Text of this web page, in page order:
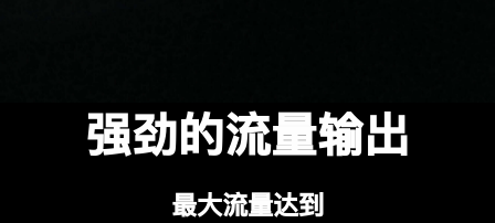
强劲的流量输出
最大流量达到